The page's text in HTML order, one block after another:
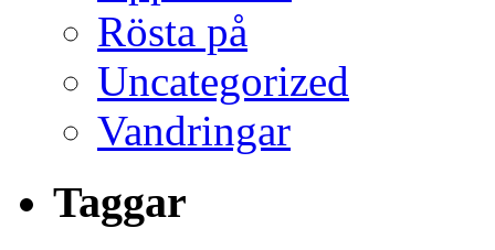
Rösta på
Uncategorized
Vandringar
Taggar